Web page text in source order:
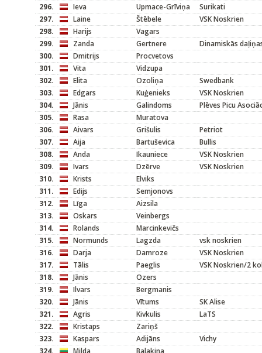
296.
Ieva Upmace-Grīviņa
Surikati
297.
Laine Štēbele
VSK Noskrien
298.
Harijs
Vagars
299.
Zanda Gertnere
Dinamiskās
300.
Dmitrijs
Procvetovs
301.
Vita
Vidzupa
302.
Elita Ozoliņa
Swedbank
303.
Edgars Kuģenieks
VSK Noskrien
304.
Jānis Galindoms
Plēves Picu
305.
Rasa
Muratova
306.
Aivars Grišulis
Petriot
307.
Aija Bartuševica
Bullis
308.
Anda Ikauniece
VSK Noskrien
309.
Ivars Dzērve
VSK Noskrien
310.
Krists
Elviks
311.
Edijs
Semjonovs
312.
Līga
Aizsila
313.
Oskars
Veinbergs
314.
Rolands
Marcinkevičs
315.
Normunds Lagzda
vsk noskrien
316.
Darja Damroze
VSK Noskrien
317.
Tālis Paeglis
VSK Noskrien/2
318.
Jānis
Ozers
319.
Ilvars
Bergmanis
320.
Jānis Vītums
SK Alise
321.
Agris Kivkulis
LaTS
322.
Kristaps
Zariņš
323.
Kaspars Adijāns
Vichy
324.
Milda Balakina